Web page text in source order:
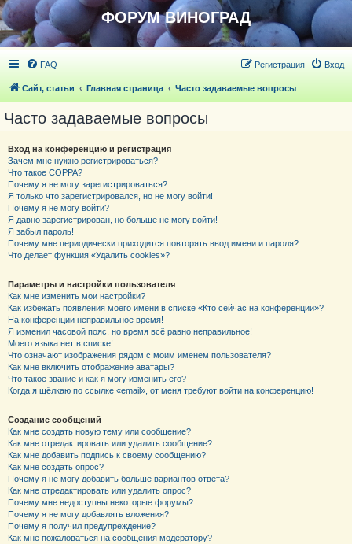
ФОРУМ ВИНОГРАД
FAQ Вход
Регистрация
Сайт, статьи Главная страница Часто задаваемые вопросы
Часто задаваемые вопросы
Вход на конференцию и регистрация
Зачем мне нужно регистрироваться?
Что такое COPPA?
Почему я не могу зарегистрироваться?
Я только что зарегистрировался, но не могу войти!
Почему я не могу войти?
Я давно зарегистрирован, но больше не могу войти!
Я забыл пароль!
Почему мне периодически приходится повторять ввод имени и пароля?
Что делает функция «Удалить cookies»?
Параметры и настройки пользователя
Как мне изменить мои настройки?
Как избежать появления моего имени в списке «Кто сейчас на конференции»?
На конференции неправильное время!
Я изменил часовой пояс, но время всё равно неправильное!
Моего языка нет в списке!
Что означают изображения рядом с моим именем пользователя?
Как мне включить отображение аватары?
Что такое звание и как я могу изменить его?
Когда я щёлкаю по ссылке «email», от меня требуют войти на конференцию!
Создание сообщений
Как мне создать новую тему или сообщение?
Как мне отредактировать или удалить сообщение?
Как мне добавить подпись к своему сообщению?
Как мне создать опрос?
Почему я не могу добавить больше вариантов ответа?
Как мне отредактировать или удалить опрос?
Почему мне недоступны некоторые форумы?
Почему я не могу добавлять вложения?
Почему я получил предупреждение?
Как мне пожаловаться на сообщения модератору?